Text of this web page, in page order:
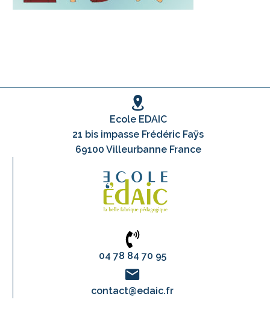
Ecole EDAIC
21 bis impasse Frédéric Faÿs
69100 Villeurbanne France
04 78 84 70 95
contact@edaic.fr